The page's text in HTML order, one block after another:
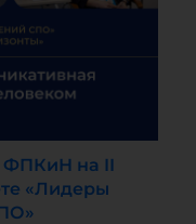
ФПКиН на II
«Лидеры